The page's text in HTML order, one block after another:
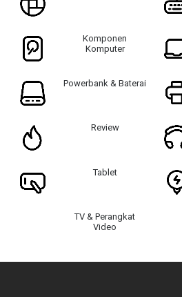
Komponen
Komputer
Powerbank & Baterai
Review
Tablet
TV & Perangkat
Video